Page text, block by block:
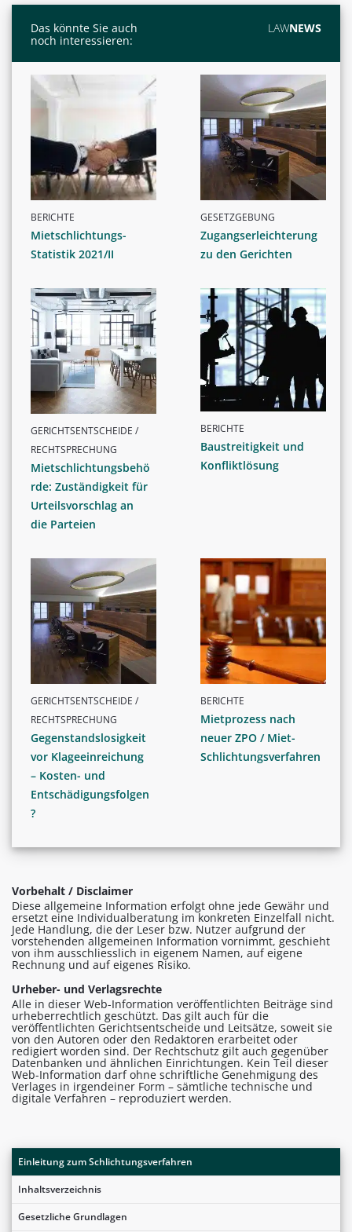
Einleitung zum Schlichtungsverfahren
Inhaltsverzeichnis
Gesetzliche Grundlagen
Das könnte Sie auch
noch interessieren:
LAWNEWS
BERICHTE
Mietschlichtungs-
Statistik 2021/II
GESETZGEBUNG
Zugangserleichterung
zu den Gerichten
GERICHTSENTSCHEIDE /
RECHTSPRECHUNG
Mietschlichtungsbehö
rde: Zuständigkeit für
Urteilsvorschlag an
die Parteien
BERICHTE
Baustreitigkeit und
Konfliktlösung
GERICHTSENTSCHEIDE /
RECHTSPRECHUNG
Gegenstandslosigkeit
vor Klageeinreichung
– Kosten- und
Entschädigungsfolgen
?
BERICHTE
Mietprozess nach
neuer ZPO / Miet-
Schlichtungsverfahren
Vorbehalt / Disclaimer
Diese allgemeine Information erfolgt ohne jede Gewähr und
ersetzt eine Individualberatung im konkreten Einzelfall nicht.
Jede Handlung, die der Leser bzw. Nutzer aufgrund der
vorstehenden allgemeinen Information vornimmt, geschieht
von ihm ausschliesslich in eigenem Namen, auf eigene
Rechnung und auf eigenes Risiko.
Urheber- und Verlagsrechte
Alle in dieser Web-Information veröffentlichten Beiträge sind
urheberrechtlich geschützt. Das gilt auch für die
veröffentlichten Gerichtsentscheide und Leitsätze, soweit sie
von den Autoren oder den Redaktoren erarbeitet oder
redigiert worden sind. Der Rechtschutz gilt auch gegenüber
Datenbanken und ähnlichen Einrichtungen. Kein Teil dieser
Web-Information darf ohne schriftliche Genehmigung des
Verlages in irgendeiner Form – sämtliche technische und
digitale Verfahren – reproduziert werden.